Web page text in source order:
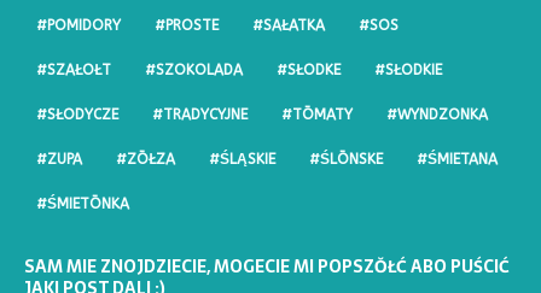
#POMIDORY #PROSTE #SAŁATKA #SOS
#SZAŁOŁT #SZOKOLADA #SŁODKE #SŁODKIE
#SŁODYCZE #TRADYCYJNE #TŌMATY #WYNDZONKA
#ZUPA #ZŌŁZA #ŚLĄSKIE #ŚLŌNSKE #ŚMIETANA
#ŚMIETŌNKA
SAM MIE ZNOJDZIECIE, MOGECIE MI POPSZŎŁĆ ABO PUŚCIĆ